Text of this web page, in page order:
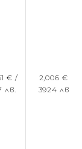
€ /
лв.
2,006 € /
3924 лв.